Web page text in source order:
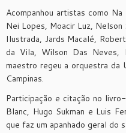
Acompanhou artistas como
Nei Lopes, Moacir Luz,
Ilustrada, Jards Macalé,
da Vila, Wilson Das Neves,
maestro regeu a orquestra da
Campinas.
Participação e citação no
Blanc, Hugo Sukman e Luis
que faz um apanhado geral do